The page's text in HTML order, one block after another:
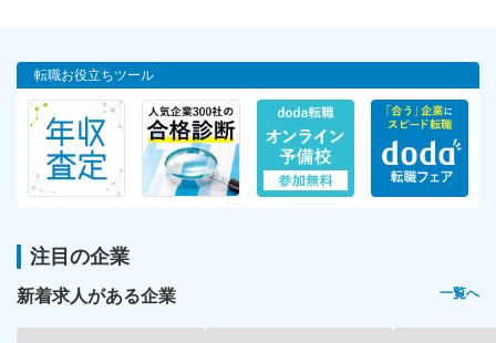
転職お役立ちツール
注目の企業
新着求人がある企業 一覧へ